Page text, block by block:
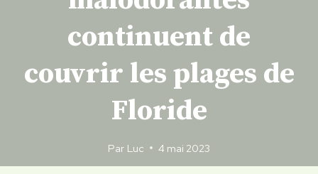
continuent de
couvrir les plages de
Floride
Par Luc 4 mai 2023